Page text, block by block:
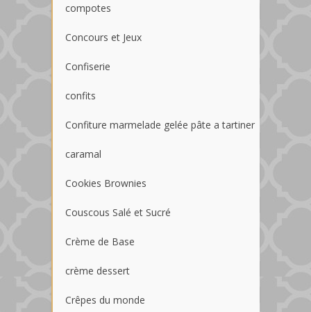
compotes
Concours et Jeux
Confiserie
confits
Confiture marmelade gelée pâte a tartiner
caramal
Cookies Brownies
Couscous Salé et Sucré
Crème de Base
crème dessert
Crêpes du monde